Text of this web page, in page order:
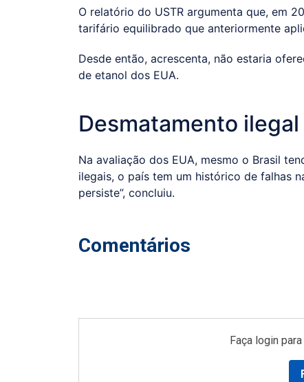
O relatório do USTR argumenta que, em
tarifário equilibrado que anteriormente
Desde então, acrescenta, não estaria
de etanol dos EUA.
Desmatamento ilegal
Na avaliação dos EUA, mesmo o Brasil
ilegais, o país tem um histórico de falhas
persiste”, concluiu.
Comentários
Faça login